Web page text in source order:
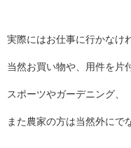
実際にはお仕事に行かなけ
当然お買い物や、用件を片
スポーツやガーデニング、
また農家の方は当然外にで